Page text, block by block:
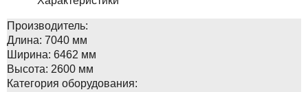
Производитель:
Длина: 7040 мм
Ширина: 6462 мм
Высота: 2600 мм
Категория оборудования: